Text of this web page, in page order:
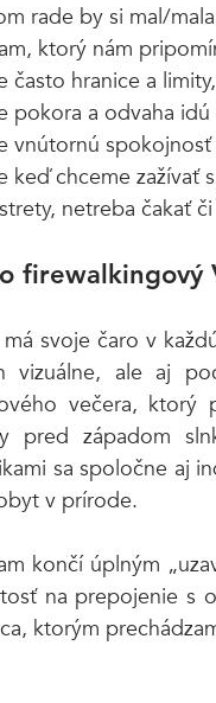
rade by si mal/
ktorý nám
často hranice a
pokora a odvaha
vnútornú
keď chceme zažívať
netreba čakať
firewalkingový
svoje čaro v
vizuálne, ale aj
večera, ktorý
pred západom
sa spoločne aj
v prírode.
končí úplným
na prepojenie s
ktorým